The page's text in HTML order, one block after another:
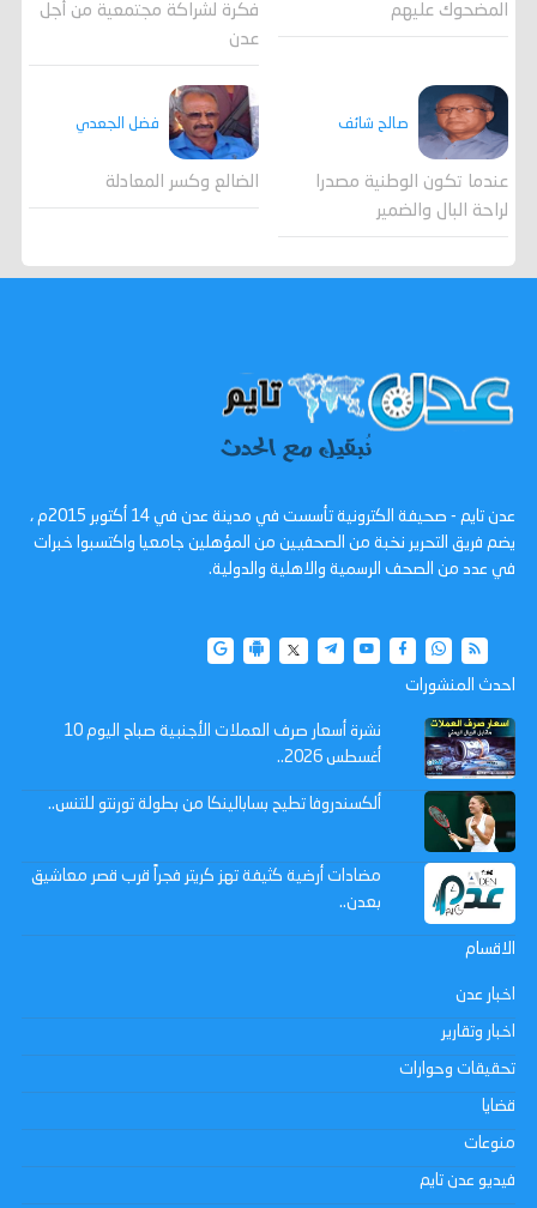
المضحوك عليهم
فكرة لشراكة مجتمعية من أجل
عدن
صالح شائف
عندما تكون الوطنية مصدرا
لراحة البال والضمير
فضل الجعدي
الضالع وكسر المعادلة
عدن تايم - صحيفة الكترونية تأسست في مدينة عدن في 14 أكتوبر 2015م ،
يضم فريق التحرير نخبة من الصحفيين من المؤهلين جامعيا واكتسبوا خبرات
في عدد من الصحف الرسمية والاهلية والدولية.
احدث المنشورات
نشرة أسعار صرف العملات الأجنبية صباح اليوم 10
أغسطس 2026..
ألكسندروفا تطيح بسابالينكا من بطولة تورنتو للتنس..
مضادات أرضية كثيفة تهز كريتر فجراً قرب قصر معاشيق
بعدن..
الاقسام
اخبار عدن
اخبار وتقارير
تحقيقات وحوارات
قضايا
منوعات
فيديو عدن تايم